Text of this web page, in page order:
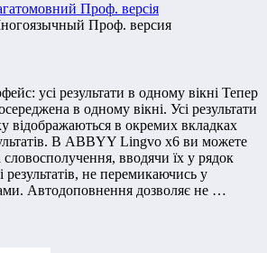
Проф. версія
Проф. версия
усі результати в одному вікні Тепер
в одному вікні. Усі результати
відображаються в окремих вкладках
В ABBYY Lingvo x6 ви можете
словосполучення, вводячи їх у рядок
не перемикаючись у
Автодоповнення дозволяє не …